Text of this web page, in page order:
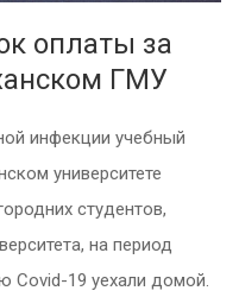
оплаты за
ГМУ
инфекции учебный
университете
студентов,
на период
Covid-19 уехали домой.